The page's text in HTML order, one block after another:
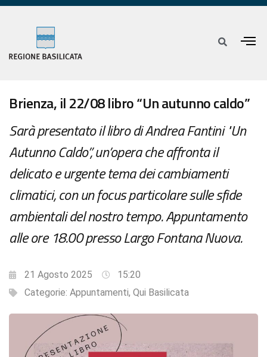
Brienza, il 22/08 libro “Un autunno caldo”
Sarà presentato il libro di Andrea Fantini "Un
Autunno Caldo”, un’opera che affronta il
delicato e urgente tema dei cambiamenti
climatici, con un focus particolare sulle sfide
ambientali del nostro tempo. Appuntamento
alle ore 18.00 presso Largo Fontana Nuova.
21 Agosto 2025
15:20
Categorie: Appuntamenti, Qui Basilicata